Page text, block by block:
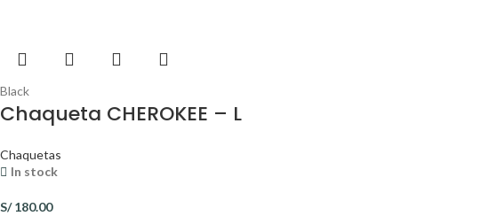
Black
Chaqueta CHEROKEE – L
Chaquetas
In stock
S/180.00